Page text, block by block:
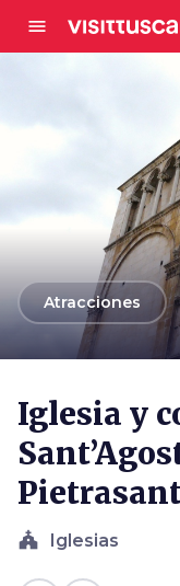
menu
arrow_back
Atracciones
Iglesia y
church Iglesias